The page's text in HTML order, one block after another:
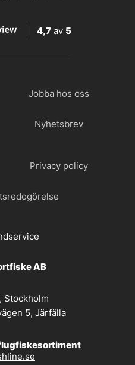
4,7 av 5
Jobba hos oss
Nyhetsbrev
Privacy policy
AB
Stockholm
5, Järfälla